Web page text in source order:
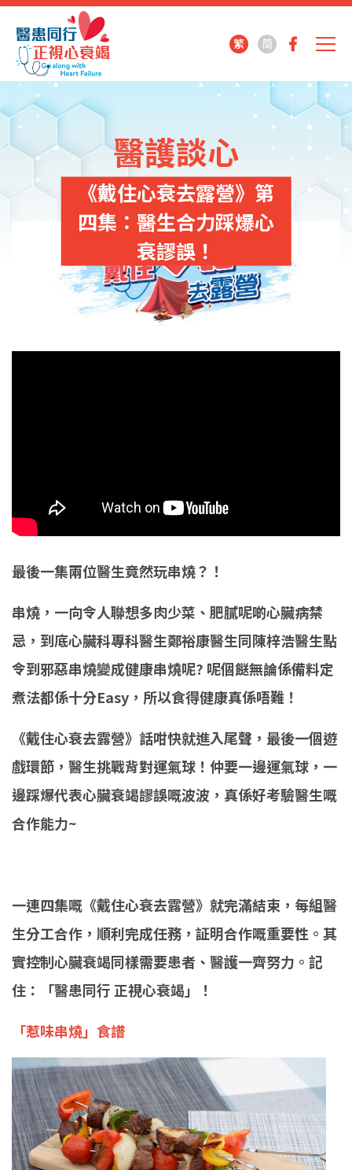
繁 简
醫護談心
《戴住心衰去露營》第
四集：醫生合力踩爆心
衰謬誤！
最後一集兩位醫生竟然玩串燒？！
串燒，一向令人聯想多肉少菜、肥膩呢啲心臟病禁
忌，到底心臟科專科醫生鄭裕康醫生同陳梓浩醫生點
令到邪惡串燒變成健康串燒呢? 呢個餸無論係備料定
煮法都係十分Easy，所以食得健康真係唔難！
《戴住心衰去露營》 話咁快就進入尾聲，最後一個遊
戲環節，醫生挑戰背對運氣球！仲要一邊運氣球，一
邊踩爆代表心臟衰竭謬誤嘅波波，真係好考驗醫生嘅
合作能力~
一連四集嘅 《戴住心衰去露營》 就完滿結束，每組醫
生分工合作，順利完成任務，証明合作嘅重要性。其
實控制心臟衰竭同樣需要患者、醫護一齊努力。記
住：
「醫患同行 正視心衰竭」
！
「惹味串燒」 食譜